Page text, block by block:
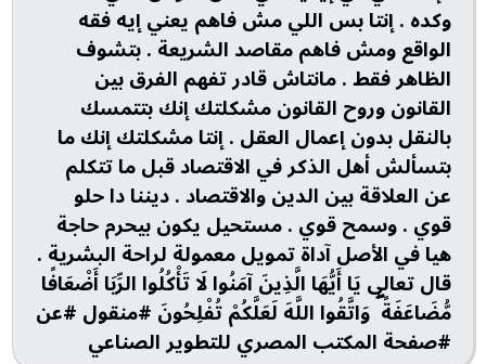
وكده . إنتا بس اللي مش فاهم يعني إيه فقه
الواقع ومش فاهم مقاصد الشريعة . بتشوف
الظاهر فقط . مانتاش قادر تفهم الفرق بين
القانون وروح القانون مشكلتك إنك بتتمسك
بالنقل بدون إعمال العقل . إنتا مشكلتك إنك ما
بتسألش أهل الذكر في الاقتصاد قبل ما تتكلم
عن العلاقة بين الدين والاقتصاد . ديننا دا حلو
قوي . وسمح قوي . مستحيل يكون بيحرم حاجة
هيا في الأصل آداة تمويل معمولة لراحة البشرية .
قال تعالى يَا أَيُّهَا الَّذِينَ آمَنُوا لَا تَأْكُلُوا الرِّبَا أَضْعَافًا
مُّضَاعَفَةً ۖ وَاتَّقُوا اللَّهَ لَعَلَّكُمْ تُفْلِحُونَ #منقول #عن
#صفحة المكتب المصري للتطوير الصناعي